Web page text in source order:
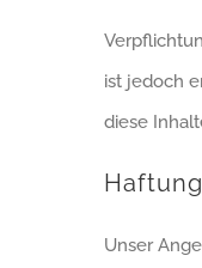
ist jedoch
diese
Unser